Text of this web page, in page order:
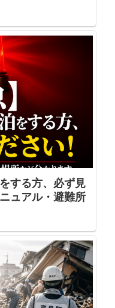
する方、必ず見
ュアル・避難所